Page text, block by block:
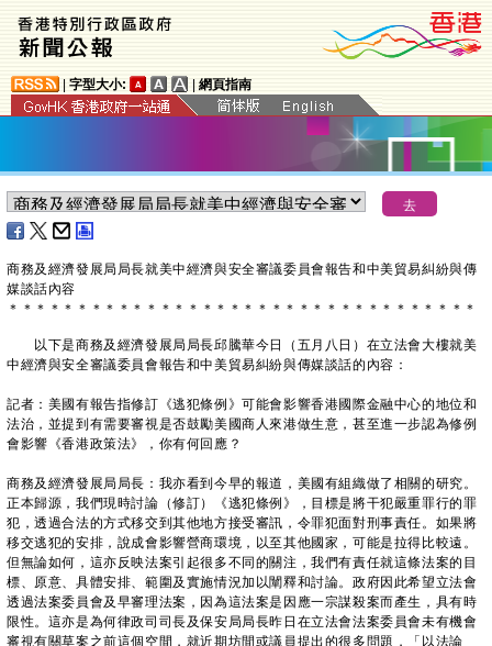
字型大小: 網頁指南
商務及經濟發展局局長就美中經濟與安全審議委員會報告和中美貿易糾紛與傳
媒談話內容
＊ ＊ ＊ ＊ ＊ ＊ ＊ ＊ ＊ ＊ ＊ ＊ ＊ ＊ ＊ ＊ ＊ ＊ ＊ ＊ ＊ ＊ ＊ ＊ ＊ ＊ ＊ ＊ ＊ ＊ ＊ ＊ ＊ ＊
以下是商務及經濟發展局局長邱騰華今日（五月八日）在立法會大樓就美
中經濟與安全審議委員會報告和中美貿易糾紛與傳媒談話的內容：
記者：美國有報告指修訂《逃犯條例》可能會影響香港國際金融中心的地位和
法治，並提到有需要審視是否鼓勵美國商人來港做生意，甚至進一步認為修例
會影響《香港政策法》，你有何回應？
商務及經濟發展局局長：我亦看到今早的報道，美國有組織做了相關的研究。
正本歸源，我們現時討論（修訂）《逃犯條例》，目標是將干犯嚴重罪行的罪
犯，透過合法的方式移交到其他地方接受審訊，令罪犯面對刑事責任。如果將
移交逃犯的安排，說成會影響營商環境，以至其他國家，可能是拉得比較遠。
但無論如何，這亦反映法案引起很多不同的關注，我們有責任就這條法案的目
標、原意、具體安排、範圍及實施情況加以闡釋和討論。政府因此希望立法會
透過法案委員會及早審理法案，因為這法案是因應一宗謀殺案而產生，具有時
限性。這亦是為何律政司司長及保安局局長昨日在立法會法案委員會未有機會
審視有關草案之前這個空間，就近期坊間或議員提出的很多問題，「以法論